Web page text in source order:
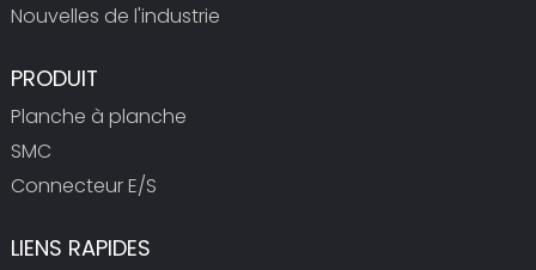
Nouvelles de l'industrie
PRODUIT
Planche à planche
SMC
Connecteur E/S
LIENS RAPIDES